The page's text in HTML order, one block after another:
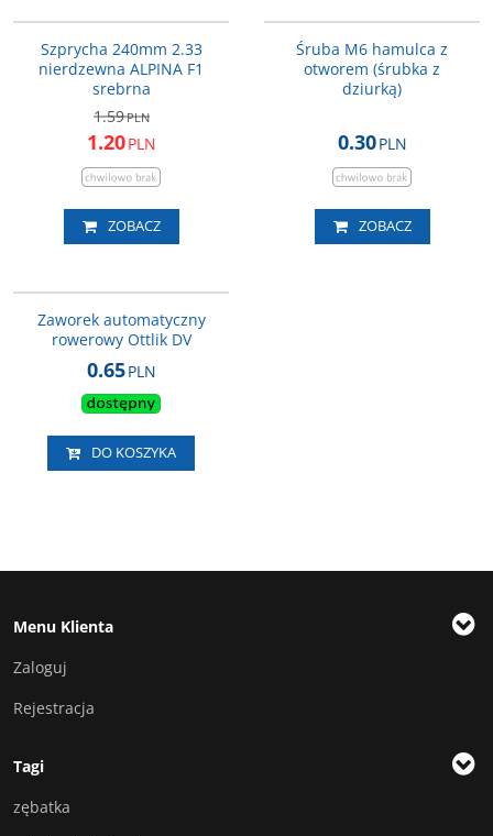
Szprycha 240mm 2.33
nierdzewna ALPINA F1
srebrna
1.59PLN
1.20PLN
ZOBACZ
Śruba M6 hamulca z
otworem (śrubka z
dziurką)
0.30PLN
ZOBACZ
Zaworek automatyczny
rowerowy Ottlik DV
0.65PLN
DO KOSZYKA
Menu Klienta
Zaloguj
Rejestracja
Tagi
zębatka